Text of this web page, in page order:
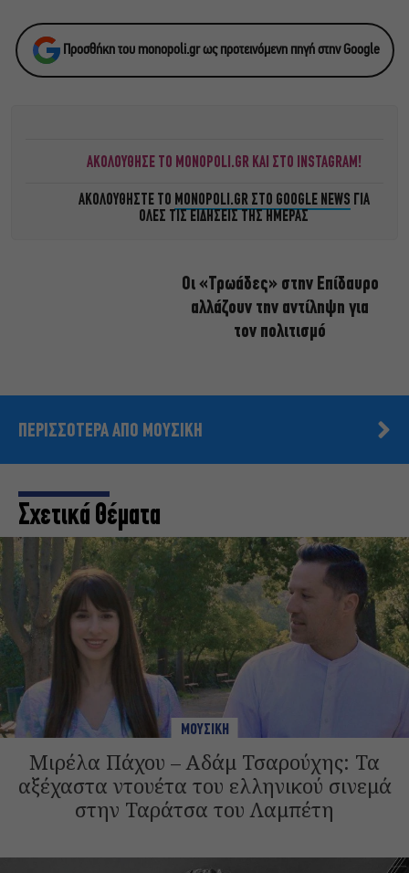
Προσθήκη του monopoli.gr ως προτεινόμενη πηγή στην Google
ΑΚΟΛΟΥΘΗΣΕ ΤΟ MONOPOLI.GR ΚΑΙ ΣΤΟ INSTAGRAM!
ΑΚΟΛΟΥΘΗΣΤΕ ΤΟ MONOPOLI.GR ΣΤΟ GOOGLE NEWS ΓΙΑ
ΟΛΕΣ ΤΙΣ ΕΙΔΗΣΕΙΣ ΤΗΣ ΗΜΕΡΑΣ
Οι «Τρωάδες» στην Επίδαυρο
αλλάζουν την αντίληψη για
τον πολιτισμό
ΠΕΡΙΣΣΟΤΕΡΑ ΑΠΟ ΜΟΥΣΙΚΗ
Σχετικά Θέματα
ΜΟΥΣΙΚΗ
Μιρέλα Πάχου – Αδάμ Τσαρούχης: Τα
αξέχαστα ντουέτα του ελληνικού σινεμά
στην Ταράτσα του Λαμπέτη